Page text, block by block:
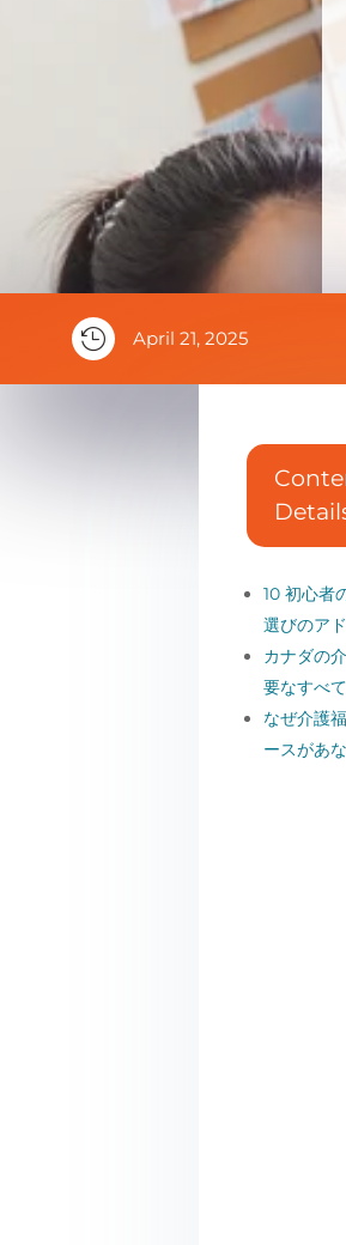
 April 21, 2025
10 初心者
選びのア
カナダの
要なすべ
なぜ介護
ースがあ